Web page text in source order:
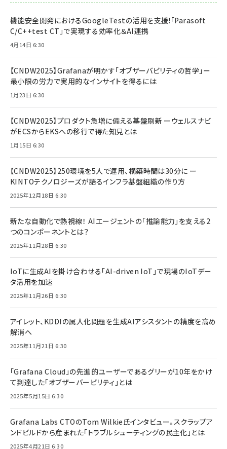
機能安全開発におけるGoogleTestの活用を支援!「Parasoft
C/C++test CT」で実現する効率化＆AI連携
4月14日 6:30
【CNDW2025】Grafanaが明かす「オブザーバビリティの哲学」ー
最小限の労力で実用的なインサイトを得るには
1月23日 6:30
【CNDW2025】プロダクト急増に備える基盤刷新 ーウェルスナビ
がECSからEKSへの移行で得た知見とは
1月15日 6:30
【CNDW2025】250環境を5人で運用、構築時間は30分に ー
KINTOテクノロジーズが語るインフラ基盤組織の作り方
2025年12月18日 6:30
新たな自動化で熱視線！ AIエージェントの「推論能力」を支える2
つのコンポーネントとは？
2025年11月28日 6:30
IoTに生成AIを掛け合わせる「AI-driven IoT」で現場のIoTデー
タ活用を加速
2025年11月26日 6:30
アイレット、KDDIの属人化問題を生成AIアシスタントの精度を高め
解消へ
2025年11月21日 6:30
「Grafana Cloud」の先進的ユーザーであるグリーが10年をかけ
て到達した「オブザーバービリティ」とは
2025年5月15日 6:30
Grafana Labs CTOのTom Wilkie氏インタビュー。スクラップア
ンドビルドから産まれた「トラブルシューティングの民主化」とは
2025年4月21日 6:30